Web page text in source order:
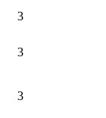
3
3
3